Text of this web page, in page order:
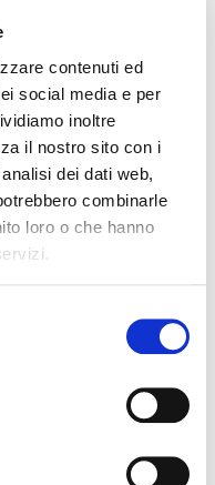
contenuti ed
social media e per
inoltre
il nostro sito con i
dei dati web,
combinarle
loro o che hanno
favorite_border